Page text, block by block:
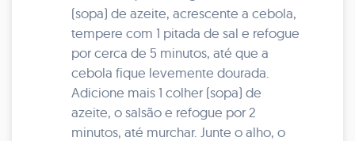
(sopa) de azeite, acrescente a cebola,
tempere com 1 pitada de sal e refogue
por cerca de 5 minutos, até que a
cebola fique levemente dourada.
Adicione mais 1 colher (sopa) de
azeite, o salsão e refogue por 2
minutos, até murchar. Junte o alho, o